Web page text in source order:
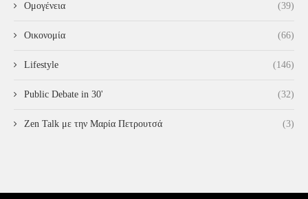
Ομογένεια (39)
Οικονομία (66)
Lifestyle (146)
Public Debate in 30' (32)
Zen Talk με την Μαρία Πετρουτσά (3)